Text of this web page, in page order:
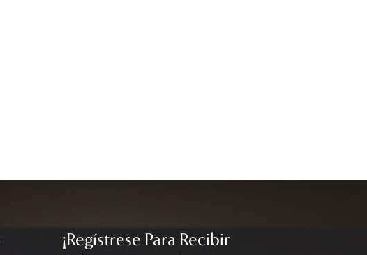
¡Regístrese Para Recibir